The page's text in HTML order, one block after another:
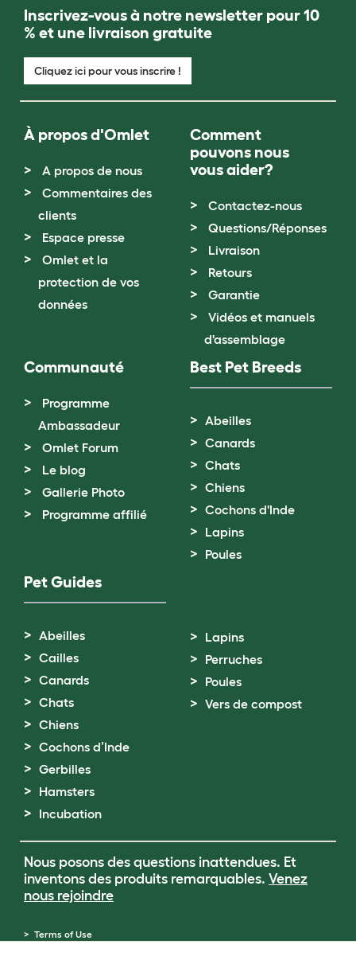
Inscrivez-vous à notre newsletter pour 10
% et une livraison gratuite
Cliquez ici pour vous inscrire !
À propos d'Omlet
A propos de nous
Commentaires des
clients
Espace presse
Omlet et la
protection de vos
données
Comment
pouvons nous
vous aider?
Contactez-nous
Questions/Réponses
Livraison
Retours
Garantie
Vidéos et manuels
d'assemblage
Communauté
Programme
Ambassadeur
Omlet Forum
Le blog
Gallerie Photo
Programme affilié
Best Pet Breeds
Abeilles
Canards
Chats
Chiens
Cochons d'Inde
Lapins
Poules
Pet Guides
Abeilles
Cailles
Canards
Chats
Chiens
Cochons d’Inde
Gerbilles
Hamsters
Incubation
Lapins
Perruches
Poules
Vers de compost
Nous posons des questions inattendues. Et
inventons des produits remarquables. Venez
nous rejoindre
Terms of Use